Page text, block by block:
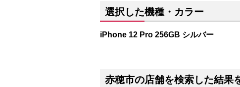
選択した機種・カラー
iPhone 12 Pro 256GB シルバー
赤穂市の店舗を検索した結果